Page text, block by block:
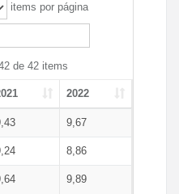
items por página
de 42 items
2022
9,67
8,86
9,89